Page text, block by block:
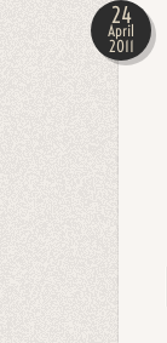
24
April
2011